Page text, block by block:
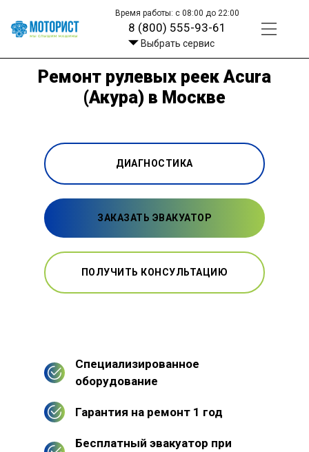
Время работы: с 08:00 до 22:00
8 (800) 555-93-61
Выбрать сервис
Ремонт рулевых реек Acura
(Акура) в Москве
ДИАГНОСТИКА
ЗАКАЗАТЬ ЭВАКУАТОР
ПОЛУЧИТЬ КОНСУЛЬТАЦИЮ
Специализированное
оборудование
Гарантия на ремонт 1 год
Бесплатный эвакуатор при